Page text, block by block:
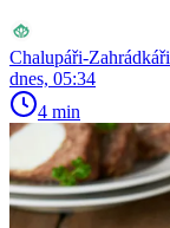
Chalupáři-Zahrádkáři
dnes, 05:34
4 min